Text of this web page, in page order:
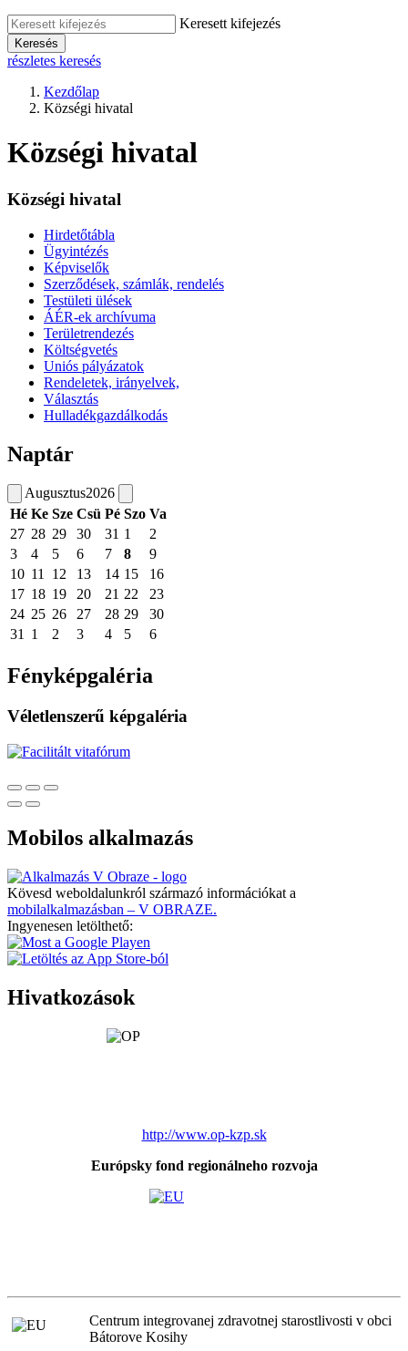
Keresett kifejezés
Keresés
részletes keresés
Kezdőlap
Községi hivatal
Községi hivatal
Községi hivatal
Hirdetőtábla
Ügyintézés
Képviselők
Szerződések, számlák, rendelés
Testületi ülések
ÁÉR-ek archívuma
Területrendezés
Költségvetés
Uniós pályázatok
Rendeletek, irányelvek,
Választás
Hulladékgazdálkodás
Naptár
Augusztus2026
Hé Ke Sze Csü Pé Szo Va
27 28 29 30 31 1
2
3
4 5 6 7 8
9
10 11 12 13 14 15
16
17 18 19 20 21 22
23
24 25 26 27 28 29
30
31 1 2 3 4 5 6
Fényképgaléria
Véletlenszerű képgaléria
Mobilos alkalmazás
Kövesd weboldalunkról származó információkat a
mobilalkalmazásban – V OBRAZE.
Ingyenesen letölthető:
Hivatkozások
http://www.op-kzp.sk
Európsky fond regionálneho rozvoja
Centrum integrovanej zdravotnej starostlivosti v obci
Bátorove Kosihy